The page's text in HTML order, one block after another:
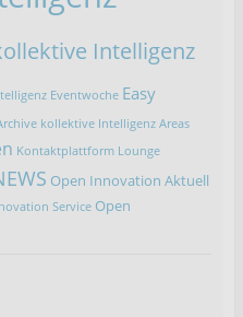
Intelligenz
Eventwoche Easy
kollektive Intelligenz Areas
Kontaktplattform Lounge
Open Innovation Aktuell
Service Open